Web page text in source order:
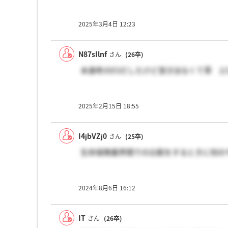
2025年3月4日 12:23
N87sIlnf さん (26卒)
本選考のESだしたけど音沙汰なくて草
2025年2月15日 18:55
I4jbVZj0 さん (25卒)
生命保険業界間での比較をするときに何
2024年8月6日 16:12
IT さん (26卒)